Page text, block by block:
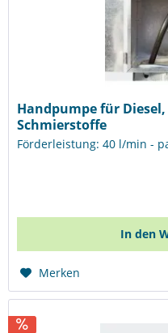
Handpumpe für
Schmierstoffe
Förderleistung: 40 l/min -
In den
Merken